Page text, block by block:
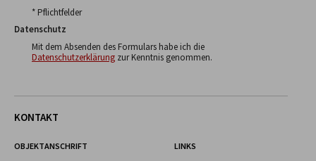
* Pflichtfelder
Datenschutz
Mit dem Absenden des Formulars habe ich die
Datenschutzerklärung zur Kenntnis genommen.
KONTAKT
OBJEKTANSCHRIFT LINKS